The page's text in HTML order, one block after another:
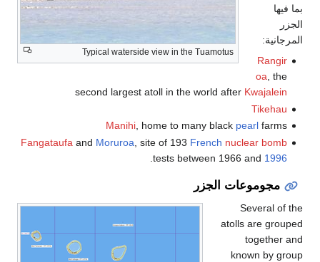
Typical waterside view in the Tuamotus
بما فيها
الجزر
المرجانية:
Rangir
oa, the
second largest atoll in the world after Kwajalein
Tikehau
Manihi, home to many black pearlfarms
Fangataufa and Moruroa , site of 193 French nuclear bomb
tests between 1966 and 1996
مجوموعات الجزر
Several of the
atolls are grouped
together and
known by group